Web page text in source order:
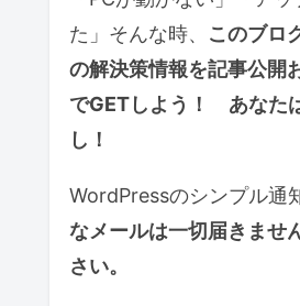
た」そんな時、 このブロ
の解決策情報を記事公開
でGETしよう！ あなた
し！
WordPressのシンプル通
なメールは一切届きませ
さい。